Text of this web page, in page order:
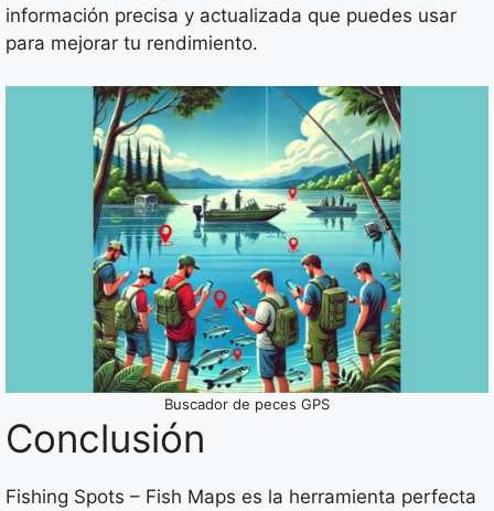
información precisa y actualizada que puedes usar
para mejorar tu rendimiento.
Buscador de peces GPS
Conclusión
Fishing Spots – Fish Maps es la herramienta perfecta